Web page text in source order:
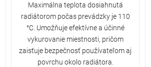
Maximálna teplota dosiahnutá
radiátorom počas prevádzky je 110
°C. Umožňuje efektívne a účinné
vykurovanie miestnosti, pričom
zaisťuje bezpečnosť používateľom aj
povrchu okolo radiátora.